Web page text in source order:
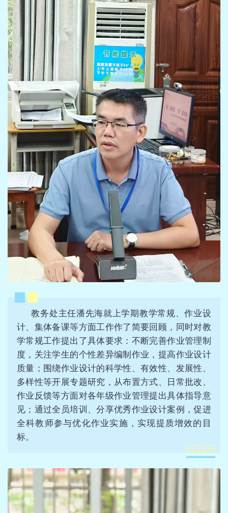
教务处主任潘先海就上学期教学常规、作业设
计、集体备课等方面工作作了简要回顾，同时对教
学常规工作提出了具体要求：不断完善作业管理制
度，关注学生的个性差异编制作业，提高作业设计
质量；围绕作业设计的科学性、有效性、发展性、
多样性等开展专题研究，从布置方式、日常批改、
作业反馈等方面对各年级作业管理提出具体指导意
见；通过全员培训、分享优秀作业设计案例，促进
全科教师参与优化作业实施，实现提质增效的目
标。